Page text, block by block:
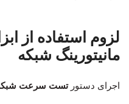
لزوم استفاده از
مانیتورینگ شبکه
اجرای دستور تست سرعت